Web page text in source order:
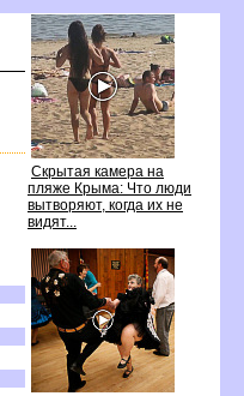
Скрытая камера на
пляже Крыма: Что люди
ытворяют, когда их не
идят...